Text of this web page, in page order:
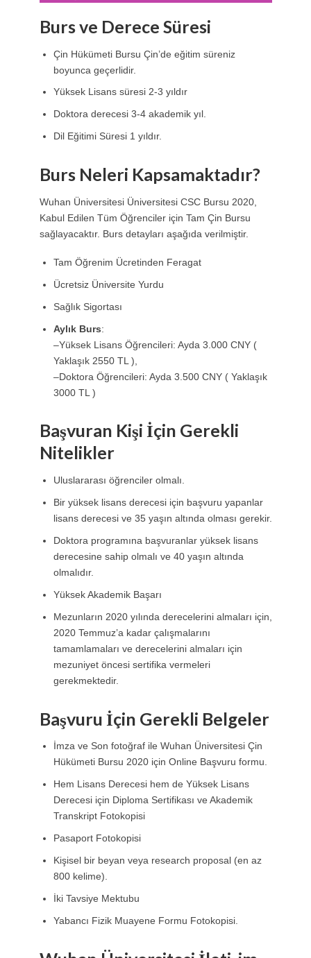
Burs ve Derece Süresi
Çin Hükümeti Bursu Çin’de eğitim süreniz
boyunca geçerlidir.
Yüksek Lisans süresi 2-3 yıldır
Doktora derecesi 3-4 akademik yıl.
Dil Eğitimi Süresi 1 yıldır.
Burs Neleri Kapsamaktadır?
Wuhan Üniversitesi Üniversitesi CSC Bursu 2020,
Kabul Edilen Tüm Öğrenciler için Tam Çin Bursu
sağlayacaktır. Burs detayları aşağıda verilmiştir.
Tam Öğrenim Ücretinden Feragat
Ücretsiz Üniversite Yurdu
Sağlık Sigortası
Aylık Burs:
–Yüksek Lisans Öğrencileri: Ayda 3.000 CNY (
Yaklaşık 2550 TL ),
–Doktora Öğrencileri: Ayda 3.500 CNY ( Yaklaşık
3000 TL )
Başvuran Kişi İçin Gerekli
Nitelikler
Uluslararası öğrenciler olmalı.
Bir yüksek lisans derecesi için başvuru yapanlar
lisans derecesi ve 35 yaşın altında olması gerekir.
Doktora programına başvuranlar yüksek lisans
derecesine sahip olmalı ve 40 yaşın altında
olmalıdır.
Yüksek Akademik Başarı
Mezunların 2020 yılında derecelerini almaları için,
2020 Temmuz’a kadar çalışmalarını
tamamlamaları ve derecelerini almaları için
mezuniyet öncesi sertifika vermeleri
gerekmektedir.
Başvuru İçin Gerekli Belgeler
İmza ve Son fotoğraf ile Wuhan Üniversitesi Çin
Hükümeti Bursu 2020 için Online Başvuru formu.
Hem Lisans Derecesi hem de Yüksek Lisans
Derecesi için Diploma Sertifikası ve Akademik
Transkript Fotokopisi
Pasaport Fotokopisi
Kişisel bir beyan veya research proposal (en az
800 kelime).
İki Tavsiye Mektubu
Yabancı Fizik Muayene Formu Fotokopisi.